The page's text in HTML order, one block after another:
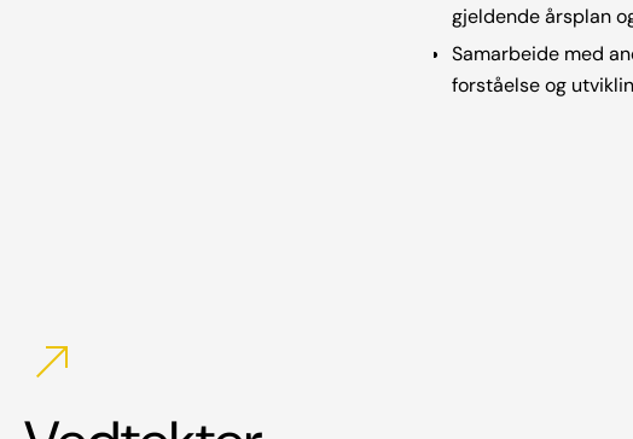
gjeldende årsplan
Samarbeide med
forståelse og
north_east